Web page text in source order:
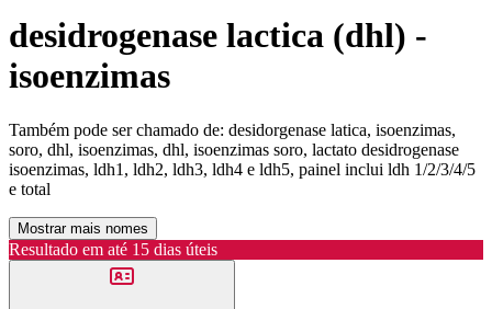
desidrogenase lactica (dhl) -
isoenzimas
Também pode ser chamado de: desidorgenase latica, isoenzimas,
soro, dhl, isoenzimas, dhl, isoenzimas soro, lactato desidrogenase
isoenzimas, ldh1, ldh2, ldh3, ldh4 e ldh5, painel inclui ldh 1/2/3/4/5
e total
Mostrar mais nomes
Resultado em até 15 dias úteis